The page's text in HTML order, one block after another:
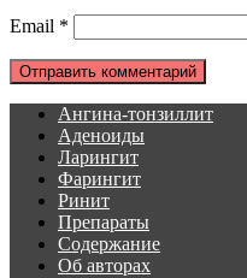
Email *
Ангина-тонзиллит
Аденоиды
Ларингит
Фарингит
Ринит
Препараты
Содержание
Об авторах